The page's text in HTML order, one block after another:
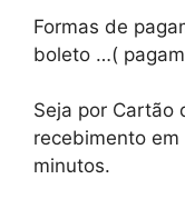
Formas de
boleto …(
Seja por Cartão
recebimento
minutos.